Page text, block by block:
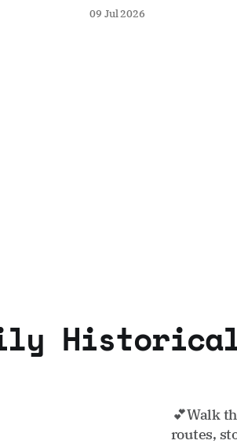
entre Omori y Kamata.
09 Jul 2026
💕Walk
routes,